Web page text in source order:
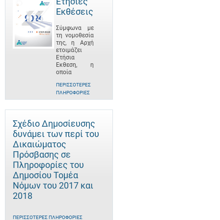
Εκθέσεις
Σύμφωνα με
τη νομοθεσία
της, η Αρχή
ετοιμάζει
Ετήσια
Έκθεση, η
οποία
ΠΕΡΙΣΣΌΤΕΡΕΣ
ΠΛΗΡΟΦΟΡΊΕΣ
Σχέδιο Δημοσίευσης
δυνάμει των περί του
Δικαιώματος
Πρόσβασης σε
Πληροφορίες του
Δημοσίου Τομέα
Νόμων του 2017 και
2018
ΠΕΡΙΣΣΌΤΕΡΕΣ ΠΛΗΡΟΦΟΡΊΕΣ